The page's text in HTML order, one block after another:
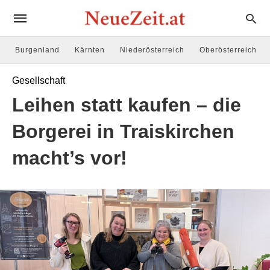
Burgenland Kärnten Niederösterreich Oberösterreich
Gesellschaft
Leihen statt kaufen – die
Borgerei in Traiskirchen
macht’s vor!